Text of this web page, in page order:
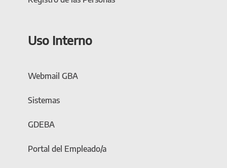
Uso Interno
Webmail GBA
Sistemas
GDEBA
Portal del Empleado/a